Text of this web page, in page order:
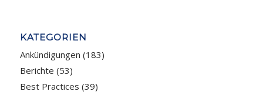
KATEGORIEN
Ankündigungen (183)
Berichte (53)
Best Practices (39)